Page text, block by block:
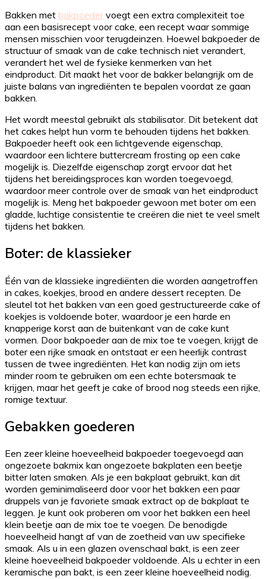
Bakken met bakpoeder voegt een extra complexiteit toe
aan een basisrecept voor cake, een recept waar sommige
mensen misschien voor terugdeinzen. Hoewel bakpoeder de
structuur of smaak van de cake technisch niet verandert,
verandert het wel de fysieke kenmerken van het
eindproduct. Dit maakt het voor de bakker belangrijk om de
juiste balans van ingrediënten te bepalen voordat ze gaan
bakken.
Het wordt meestal gebruikt als stabilisator. Dit betekent dat
het cakes helpt hun vorm te behouden tijdens het bakken.
Bakpoeder heeft ook een lichtgevende eigenschap,
waardoor een lichtere buttercream frosting op een cake
mogelijk is. Diezelfde eigenschap zorgt ervoor dat het
tijdens het bereidingsproces kan worden toegevoegd,
waardoor meer controle over de smaak van het eindproduct
mogelijk is. Meng het bakpoeder gewoon met boter om een
gladde, luchtige consistentie te creëren die niet te veel smelt
tijdens het bakken.
Boter: de klassieker
Één van de klassieke ingrediënten die worden aangetroffen
in cakes, koekjes, brood en andere dessert recepten. De
sleutel tot het bakken van een goed gestructureerde cake of
koekjes is voldoende boter, waardoor je een harde en
knapperige korst aan de buitenkant van de cake kunt
vormen. Door bakpoeder aan de mix toe te voegen, krijgt de
boter een rijke smaak en ontstaat er een heerlijk contrast
tussen de twee ingrediënten. Het kan nodig zijn om iets
minder room te gebruiken om een echte botersmaak te
krijgen, maar het geeft je cake of brood nog steeds een rijke,
romige textuur.
Gebakken goederen
Een zeer kleine hoeveelheid bakpoeder toegevoegd aan
ongezoete bakmix kan ongezoete bakplaten een beetje
bitter laten smaken. Als je een bakplaat gebruikt, kan dit
worden geminimaliseerd door voor het bakken een paar
druppels van je favoriete smaak extract op de bakplaat te
leggen. Je kunt ook proberen om voor het bakken een heel
klein beetje aan de mix toe te voegen. De benodigde
hoeveelheid hangt af van de zoetheid van uw specifieke
smaak. Als u in een glazen ovenschaal bakt, is een zeer
kleine hoeveelheid bakpoeder voldoende. Als u echter in een
keramische pan bakt, is een zeer kleine hoeveelheid nodig.